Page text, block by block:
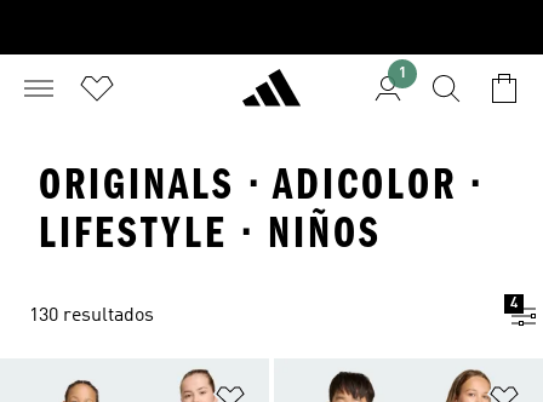
1
ORIGINALS · ADICOLOR ·
LIFESTYLE · NIÑOS
130 resultados
4
Añadir a la lista de deseos